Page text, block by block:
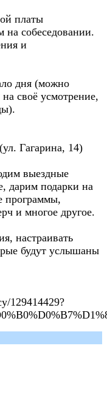
платы
на собеседовании.
и
дня (можно
своё усмотрение,
Гагарина, 14)
выездные
дарим подарки на
программы,
и многое другое.
настраивать
будут услышаны
129414429?